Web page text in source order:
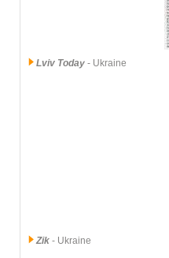
Lviv Today - Ukraine
Zik - Ukraine